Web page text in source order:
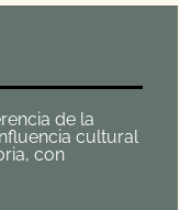
de la
cultural
con